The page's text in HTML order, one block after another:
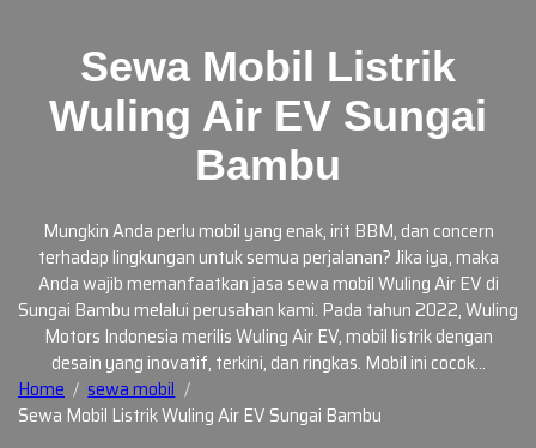
Sewa Mobil Listrik
Wuling Air EV Sungai
Bambu
Mungkin Anda perlu mobil yang enak, irit BBM, dan concern
terhadap lingkungan untuk semua perjalanan? Jika iya, maka
Anda wajib memanfaatkan jasa sewa mobil Wuling Air EV di
Sungai Bambu melalui perusahan kami. Pada tahun 2022, Wuling
Motors Indonesia merilis Wuling Air EV, mobil listrik dengan
desain yang inovatif, terkini, dan ringkas. Mobil ini cocok…
Home
sewa mobil
Sewa Mobil Listrik Wuling Air EV Sungai Bambu